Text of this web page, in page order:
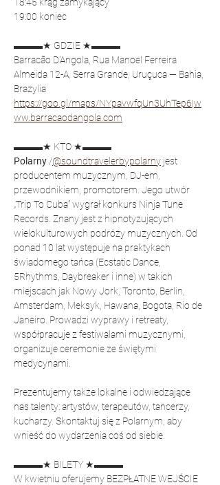
19:00 koniec
▬▬▬★ GDZIE ★▬▬▬
Barracão D'Angola, Rua Manoel Ferreira
Almeida 12-A, Serra Grande, Uruçuca — Bahia,
Brazylia
https://goo.gl/maps/NYpavwfqUn3UhTep6|w
ww.barracaodangola.com
▬▬▬★ KTO ★▬▬▬
Polarny /@soundtravelerbypolarny jest
producentem muzycznym, DJ-em,
przewodnikiem, promotorem. Jego utwór
„Trip To Cuba” wygrał konkurs Ninja Tune
Records. Znany jest z hipnotyzujących
wielokulturowych podróży muzycznych. Od
ponad 10 lat występuje na praktykach
świadomego tańca (Ecstatic Dance,
5Rhythms, Daybreaker i inne) w takich
miejscach jak Nowy Jork, Toronto, Berlin,
Amsterdam, Meksyk, Hawana, Bogota, Rio de
Janeiro. Prowadzi wyprawy i retreaty,
współpracuje z festiwalami muzycznymi,
organizuje ceremonie ze świętymi
medycynami.
Prezentujemy także lokalne i odwiedzające
nas talenty: artystów, terapeutów, tancerzy,
kucharzy. Skontaktuj się z Polarnym, aby
wnieść do wydarzenia coś od siebie.
▬▬▬★ BILETY ★▬▬▬
W kwietniu oferujemy BEZPŁATNE WEJŚCIE